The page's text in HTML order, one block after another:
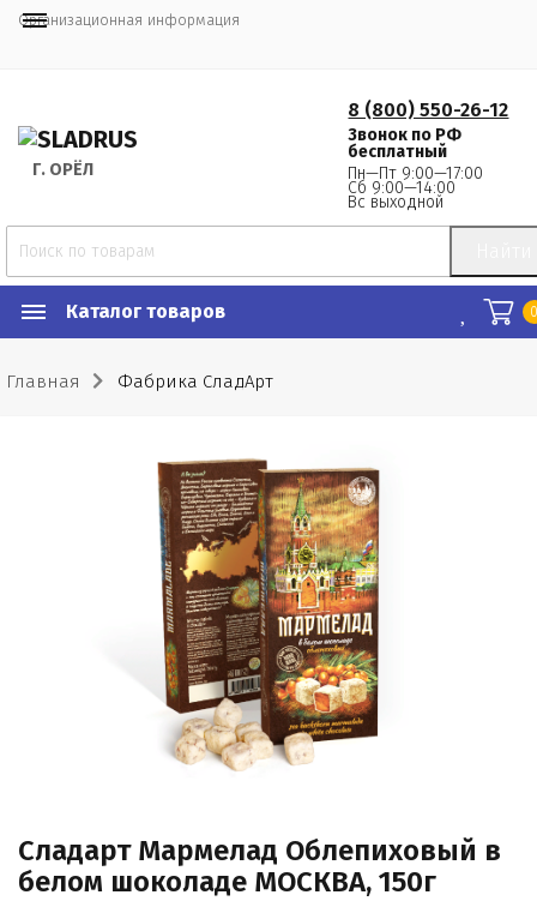
Организационная информация
Г. ОРЁЛ
8 (800) 550-26-12
Звонок по РФ
бесплатный
Пн—Пт 9:00—17:00
Сб 9:00—14:00
Вс выходной
Каталог товаров
Главная Фабрика СладАрт
Сладарт Мармелад Облепиховый в
белом шоколаде МОСКВА, 150г